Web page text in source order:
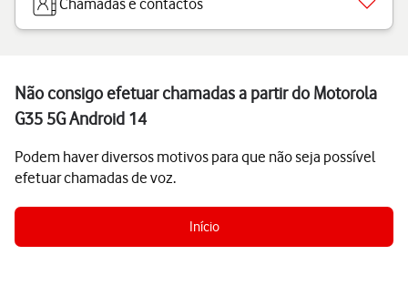
Chamadas e contactos
Não consigo efetuar chamadas a partir do Motorola
G35 5G Android 14
Podem haver diversos motivos para que não seja possível
efetuar chamadas de voz.
Início